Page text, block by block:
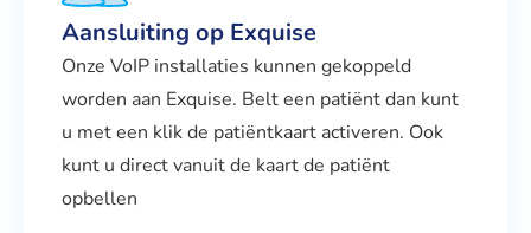
Aansluiting op Exquise
Onze VoIP installaties kunnen gekoppeld
worden aan Exquise. Belt een patiënt dan kunt
u met een klik de patiëntkaart activeren. Ook
kunt u direct vanuit de kaart de patiënt
opbellen